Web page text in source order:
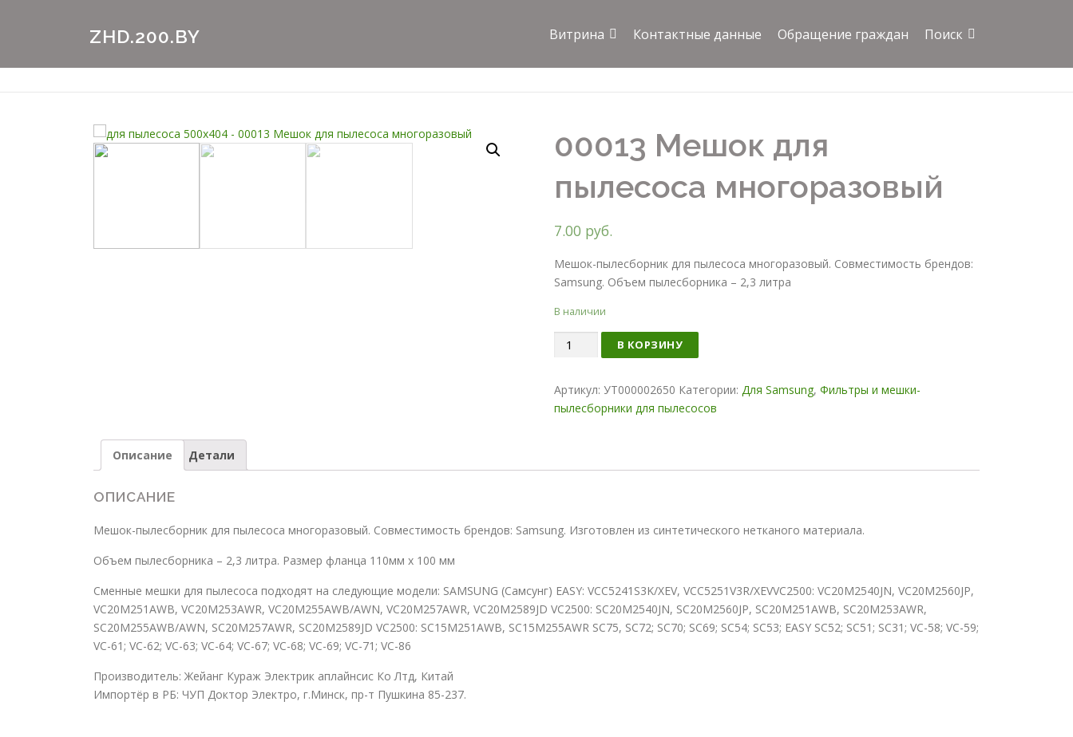
ZHD.200.BY Витрина Контактные данные Обращение граждан Поиск
00013 Мешок для
пылесоса многоразовый
7.00 руб.
Мешок-пылесборник для пылесоса многоразовый. Совместимость брендов:
Samsung. Объем пылесборника – 2,3 литра
В наличии
КоличествоВ КОРЗИНУ
Артикул:УТ000002650 Категории:Для Samsung,Фильтры и мешки-
пылесборники для пылесосов
Описание Детали
ОПИСАНИЕ
Мешок-пылесборник для пылесоса многоразовый. Совместимость брендов: Samsung. Изготовлен из синтетического нетканого материала.
Объем пылесборника – 2,3 литра. Размер фланца 110мм х 100 мм
Сменные мешки для пылесоса подходят на следующие модели: SAMSUNG (Самсунг) EASY: VCC5241S3K/XEV, VCC5251V3R/XEVVC2500: VC20M2540JN, VC20M2560JP,
VC20M251AWB, VC20M253AWR, VC20M255AWB/AWN, VC20M257AWR, VC20M2589JD VC2500: SC20M2540JN, SC20M2560JP, SC20M251AWB, SC20M253AWR,
SC20M255AWB/AWN, SC20M257AWR, SC20M2589JD VC2500: SC15M251AWB, SC15M255AWR SC75, SC72; SC70; SC69; SC54; SC53; EASY SC52; SC51; SC31; VC-58; VC-59;
VC-61; VC-62; VC-63; VC-64; VC-67; VC-68; VC-69; VC-71; VC-86
Производитель: Жейанг Кураж Электрик аплайнсис Ко Лтд, Китай
Импортёр в РБ: ЧУП Доктор Электро, г.Минск, пр-т Пушкина 85-237.